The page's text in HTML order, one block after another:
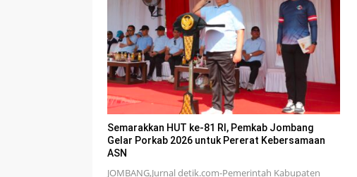
Semarakkan HUT ke-81 RI, Pemkab Jombang
Gelar Porkab 2026 untuk Pererat Kebersamaan
ASN
JOMBANG,Jurnal detik.com-Pemerintah Kabupaten